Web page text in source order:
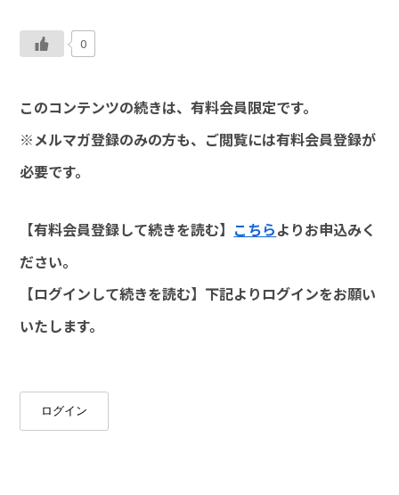
0
このコンテンツの続きは、有料会員限定です。
※メルマガ登録のみの方も、ご閲覧には有料会員登録が
必要です。
【有料会員登録して続きを読む】 こちらよりお申込みく
ださい。
【ログインして続きを読む】下記よりログインをお願い
いたします。
ログイン